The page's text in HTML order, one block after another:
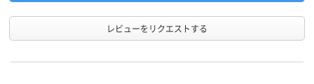
レビューをリクエストする